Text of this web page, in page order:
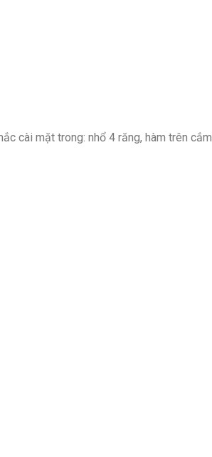
cài mặt trong: nhổ 4 răng, hàm trên